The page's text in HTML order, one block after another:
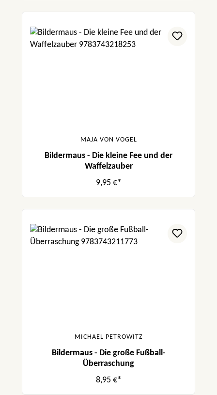
MAJA VON VOGEL
Bildermaus - Die kleine Fee und der
Waffelzauber
9,95 €*
MICHAEL PETROWITZ
Bildermaus - Die große Fußball-
Überraschung
8,95 €*